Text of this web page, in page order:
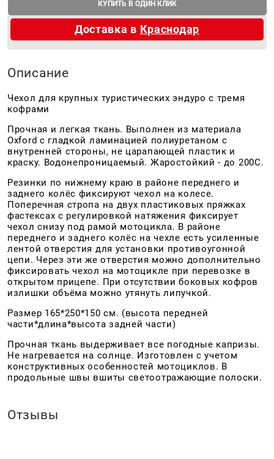
КУПИТЬ В ОДИН КЛИК
Доставка в Краснодар
Описание
Чехол для крупных туристических эндуро с тремя
кофрами
Прочная и легкая ткань. Выполнен из материала
Oxford с гладкой ламинацией полиуретаном с
внутренней стороны, не царапающей пластик и
краску. Водонепроницаемый. Жаростойкий - до 200С.
Резинки по нижнему краю в районе переднего и
заднего колёс фиксируют чехол на колесе.
Поперечная стропа на двух пластиковых пряжках
фастексах с регулировкой натяжения фиксирует
чехол снизу под рамой мотоцикла. В районе
переднего и заднего колёс на чехле есть усиленные
лентой отверстия для установки противоугонной
цепи. Через эти же отверстия можно дополнительно
фиксировать чехол на мотоцикле при перевозке в
открытом прицепе. При отсутствии боковых кофров
излишки объёма можно утянуть липучкой.
Размер 165*250*150 см. (высота передней
части*длина*высота задней части)
Прочная ткань выдерживает все погодные капризы.
Не нагревается на солнце. Изготовлен с учетом
конструктивных особенностей мотоциклов. В
продольные швы вшиты светоотражающие полоски.
Отзывы